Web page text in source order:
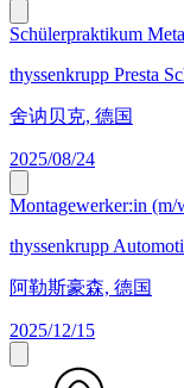
Schülerpraktikum
thyssenkrupp Presta
舍讷贝克, 德国
2025/08/24
Montagewerker:in
thyssenkrupp
阿勒斯豪森, 德国
2025/12/15